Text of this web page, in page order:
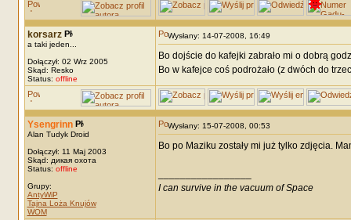
korsarz
a taki jeden...
Dołączył: 02 Wrz 2005
Skąd: Resko
Status: offline
Wysłany: 14-07-2008, 16:49
Bo dojście do kafejki zabrało mi o dobrą
Bo w kafejce coś podrożało (z dwóch do
Ysengrinn
Alan Tudyk Droid
Dołączył: 11 Maj 2003
Skąd: дикая охота
Status: offline
Grupy:
AntyWiP
Tajna Loża Knujów
WOM
Wysłany: 15-07-2008, 00:53
Bo po Maziku zostały mi już tylko zdjęcia.
I can survive in the vacuum of Space